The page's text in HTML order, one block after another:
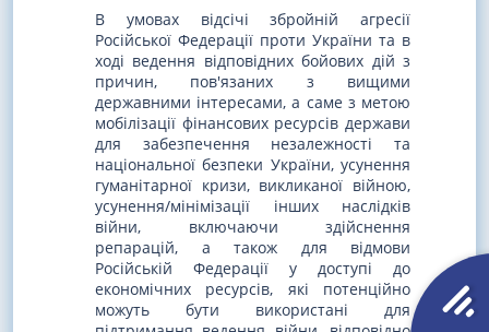
В умовах відсічі збройній агресії
Російської Федерації проти України та в
ході ведення відповідних бойових дій з
причин, пов'язаних з вищими
державними інтересами, а саме з метою
мобілізації фінансових ресурсів держави
для забезпечення незалежності та
національної безпеки України, усунення
гуманітарної кризи, викликаної війною,
усунення/мінімізації інших наслідків
війни, включаючи здійснення
репарацій, а також для відмови
Російській Федерації у доступі до
економічних ресурсів, які потенційно
можуть бути використані для